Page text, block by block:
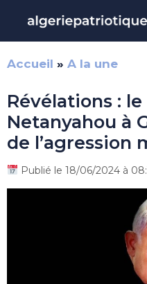
contenu
Accueil » A la une
Révélations :
Netanyahou à
de l’agression
Publié le 18/06/2024 à